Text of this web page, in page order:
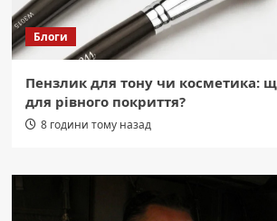
Блоги
Пензлик для тону чи косметика:
для рівного покриття?
8 години тому назад